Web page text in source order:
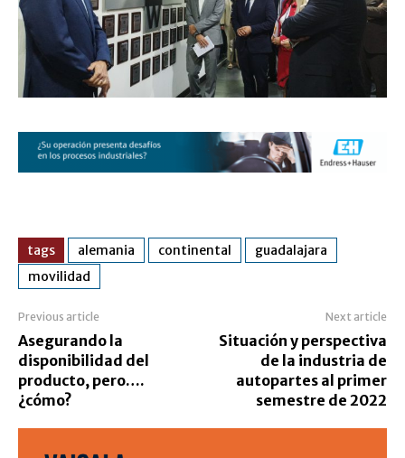
tags alemania continental
guadalajara
movilidad
Previous article
Asegurando la
disponibilidad del
producto, pero….
¿cómo?
Next article
Situación y perspectiva
de la industria de
autopartes al primer
semestre de 2022